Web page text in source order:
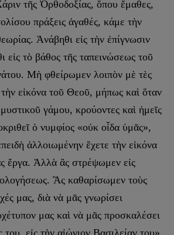
τῆς Ὀρθοδοξίας, ὅπου ἔμαθες,
πράξεις ἀγαθές, κάμε τὴν
Ἀνάβηθι εἰς τὴν ἐπίγνωσιν
εἰς τὸ βάθος τῆς ταπεινώσεως τοῦ
Μὴ φθείρωμεν λοιπὸν μὲ τὲς
εἰκόνα τοῦ Θεοῦ, μήπως καὶ ὅταν
γάμου, κρούοντες καὶ ἡμεῖς
ὁ νυμφίος «οὐκ οἶδα ὑμᾶς»,
ἀλλοιωμένην ἔχετε τὴν εἰκόνα
ἔργα. Ἀλλὰ ἂς στρέψωμεν εἰς
Ἂς καθαρίσωμεν τοὺς
μας, διὰ νὰ μᾶς γνωρίσει
μας καὶ νὰ μᾶς προσκαλέσει